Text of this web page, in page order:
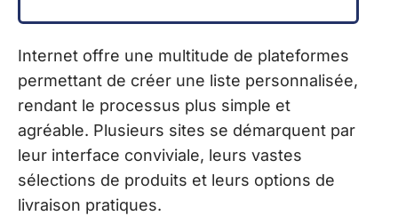
Internet offre une multitude de plateformes
permettant de créer une liste personnalisée,
rendant le processus plus simple et
agréable. Plusieurs sites se démarquent par
leur interface conviviale, leurs vastes
sélections de produits et leurs options de
livraison pratiques.